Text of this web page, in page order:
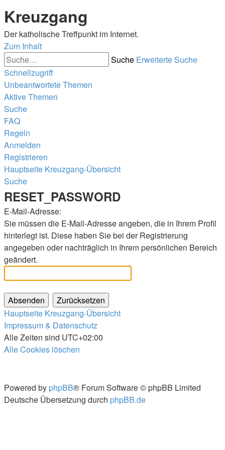
Kreuzgang
Der katholische Treffpunkt im Internet.
Zum Inhalt
Suche Erweiterte Suche
Schnellzugriff
Unbeantwortete Themen
Aktive Themen
Suche
FAQ
Regeln
Anmelden
Registrieren
Hauptseite Kreuzgang-Übersicht
Suche
RESET_PASSWORD
E-Mail-Adresse:
Sie müssen die E-Mail-Adresse angeben, die in Ihrem Profil
hinterlegt ist. Diese haben Sie bei der Registrierung
angegeben oder nachträglich in Ihrem persönlichen Bereich
geändert.
Hauptseite Kreuzgang-Übersicht
Impressum & Datenschutz
Alle Zeiten sind UTC+02:00
Alle Cookies löschen
Powered by phpBB® Forum Software © phpBB Limited
Deutsche Übersetzung durch phpBB.de